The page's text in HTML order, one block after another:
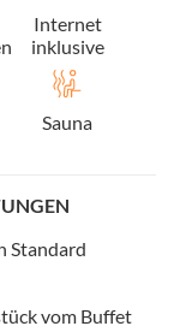
Internet
inklusive
Sauna
Standard
vom Buffet